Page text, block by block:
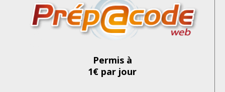
Permis à
1€ par jour